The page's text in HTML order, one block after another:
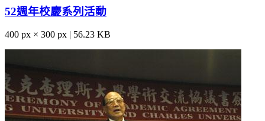
52週年校慶系列活動
400 px × 300 px | 56.23 KB